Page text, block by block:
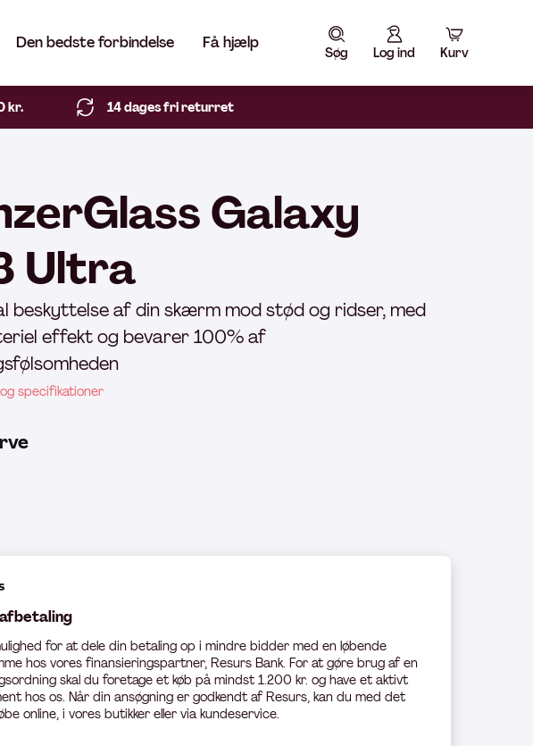
Den bedste forbindelse Få hjælp
Søg Log ind Kurv
kr. 14 dages fri returret
Galaxy
Ultra
beskyttelse af din skærm mod stød og ridser, med
effekt og bevarer 100% af
specifikationer
for at dele din betaling op i mindre bidder med en løbende
hos vores finansieringspartner, Resurs Bank. For at gøre brug af en
skal du foretage et køb på mindst 1.200 kr. og have et aktivt
hos os. Når din ansøgning er godkendt af Resurs, kan du med det
online, i vores butikker eller via kundeservice.